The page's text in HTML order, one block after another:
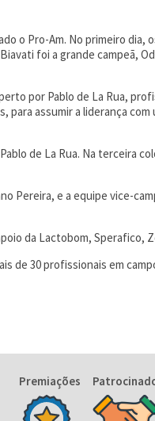
o Pro-Am. No primeiro dia,
foi a grande campeã,
por Pablo de La Rua,
assumir a liderança
de La Rua. Na terceira
Pereira, e a equipe vice-
da Lactobom, Sperafico,
de 30 profissionais em
Premiações